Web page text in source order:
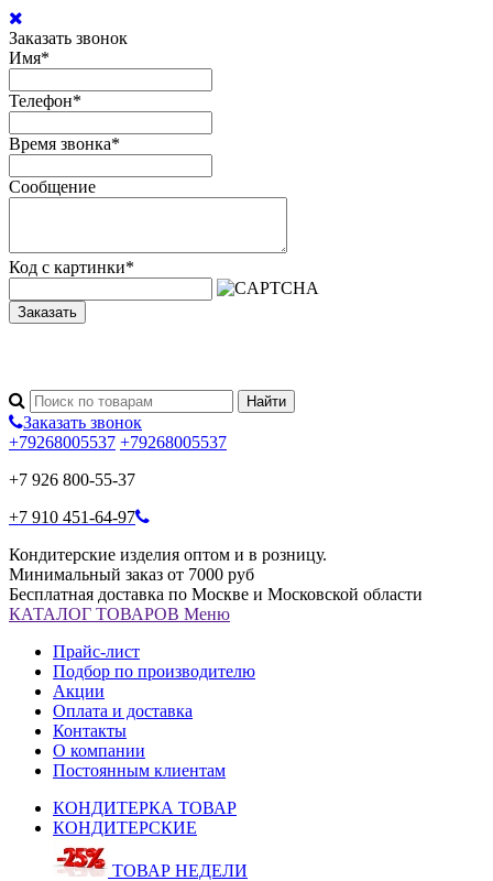
Заказать звонок
Имя*
Телефон*
Время звонка*
Сообщение
Код с картинки*
Заказать
Заказать звонок
+79268005537 +79268005537
+7 926 800-55-37
+7 910 451-64-97
Кондитерские изделия оптом и в розницу.
Минимальный заказ от 7000 руб
Бесплатная доставка по Москве и Московской области
КАТАЛОГ ТОВАРОВ Меню
Прайс-лист
Подбор по производителю
Акции
Оплата и доставка
Контакты
О компании
Постоянным клиентам
КОНДИТЕРКА ТОВАР
КОНДИТЕРСКИЕ
ТОВАР НЕДЕЛИ